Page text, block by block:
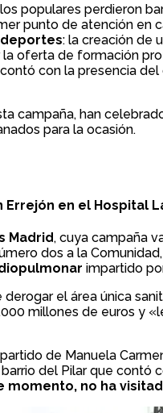
populares perdieron
punto de atención en
: la creación de
oferta de formación
con la presencia
campaña, han
para la ocasión.
en el Hospital
Madrid, cuya campaña
dos a la
impartido
el área única
millones de euros y
de Manuela
del Pilar que
momento, no ha